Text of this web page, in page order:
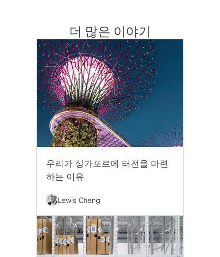
더 많은 이야기
우리가 싱가포르에 터전을 마련
하는 이유
Lewis Cheng